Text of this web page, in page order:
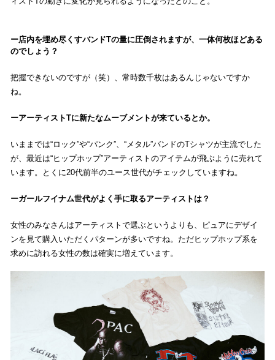
店内を埋め尽くすバンドTの量に圧倒されますが、一体何枚ほどある
のでしょう？
把握できないのですが（笑）、常時数千枚はあるんじゃないですか
ね。
アーティストTに新たなムーブメントが来ているとか。
いままでは“ロック”や“パンク”、“メタル”バンドのTシャツが主流でした
が、最近は“ヒップホップ”アーティストのアイテムが飛ぶように売れて
います。とくに20代前半のユース世代がチェックしていますね。
ガールフイナム世代がよく手に取るアーティストは？
女性のみなさんはアーティストで選ぶというよりも、ピュアにデザイ
ンを見て購入いただくパターンが多いですね。ただヒップホップ系を
求めに訪れる女性の数は確実に増えています。